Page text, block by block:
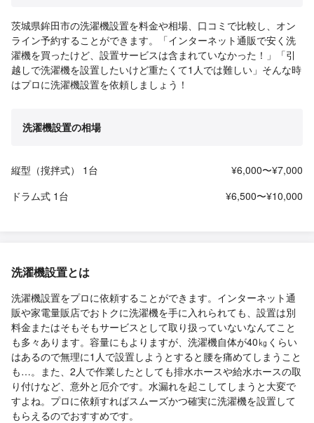
茨城県鉾田市の洗濯機設置を料金や相場、口コミで比較し、オン
ライン予約することができます。「インターネット通販で安く洗
濯機を買ったけど、設置サービスは含まれていなかった！」「引
越しで洗濯機を設置したいけど重たくて1人では難しい」そんな時
はプロに洗濯機設置を依頼しましょう！
洗濯機設置の相場
縦型（撹拌式） 1台
¥6,000〜¥7,000
ドラム式 1台
¥6,500〜¥10,000
洗濯機設置とは
洗濯機設置をプロに依頼することができます。インターネット通
販や家電量販店でおトクに洗濯機を手に入れられても、設置は別
料金またはそもそもサービスとして取り扱っていないなんてこと
も多々あります。容量にもよりますが、洗濯機自体が40㎏くらい
はあるので無理に1人で設置しようとすると腰を痛めてしまうこと
も…。また、2人で作業したとしても排水ホースや給水ホースの取
り付けなど、意外と厄介です。水漏れを起こしてしまうと大変で
すよね。プロに依頼すればスムーズかつ確実に洗濯機を設置して
もらえるのでおすすめです。